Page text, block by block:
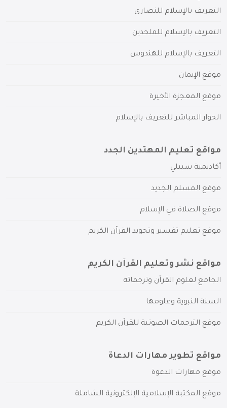
التعريف بالإسلام للنصارى
التعريف بالإسلام للملحدين
التعريف بالإسلام للهندوس
موقع الإيمان
موقع المعجزة الأخيرة
الحوار المباشر للتعريف بالإسلام
مواقع تعليم المهتدين الجدد
أكاديمية سبيلي
موقع المسلم الجديد
موقع الصلاة في الإسلام
موقع تعليم تفسير وتجويد القرآن الكريم
مواقع نشر وتعليم القرآن الكريم
الجامع لعلوم القرآن وترجماته
السنة النبوية وعلومها
موقع الترجمات الصوتية للقرآن الكريم
مواقع تطوير مهارات الدعاة
موقع مهارات الدعوة
موقع المكتبة الإسلامية الإلكترونية الشاملة